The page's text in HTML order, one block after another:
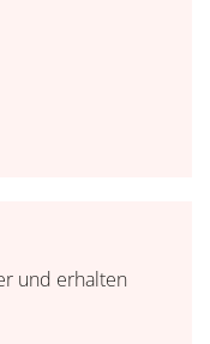
und erhalten